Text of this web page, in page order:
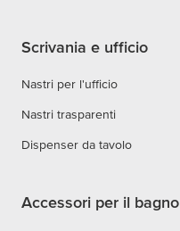
Scrivania e ufficio
Nastri per l'ufficio
Nastri trasparenti
Dispenser da tavolo
Accessori per il bagno